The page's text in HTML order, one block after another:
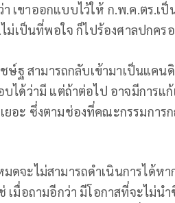
เขาออกแบบไว้ให้ ก.พ.ค.ตร.เ
เป็นที่พอใจ ก็ไปร้องศาลปกคร
ษ์ฐ สามารถกลับเข้ามาเป็นแค
ได้ว่ามี แต่ถ้าต่อไป อาจมีการแ
ยอะ ซึ่งตามช่องที่คณะกรรมการ
ดจะไม่สามารถดำเนินการได้ห
เมื่อถามอีกว่า มีโอกาสที่จะไม่น